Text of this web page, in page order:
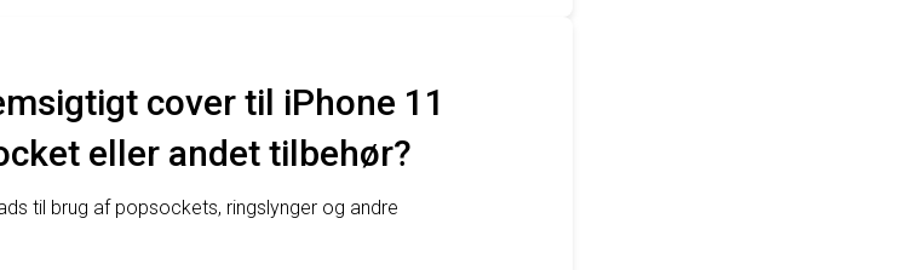
cover til iPhone 11
eller andet tilbehør?
til brug af popsockets, ringslynger og andre